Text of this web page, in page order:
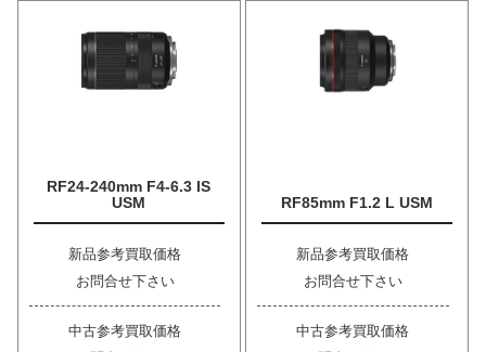
RF24-240mm F4-6.3 IS
USM
新品参考買取価格
お問合せ下さい
中古参考買取価格
RF85mm F1.2 L USM
新品参考買取価格
お問合せ下さい
中古参考買取価格